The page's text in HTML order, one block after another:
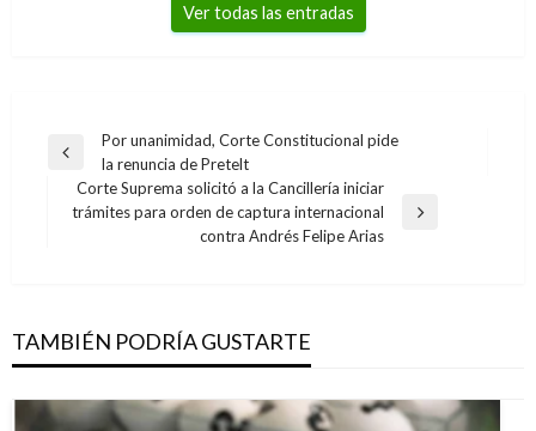
Ver todas las entradas
Navegación
entradas
Entrada
anterior
Por unanimidad, Corte Constitucional pide
la renuncia de Pretelt
Entrada
Corte Suprema solicitó a la Cancillería iniciar
trámites para orden de captura internacional
contra Andrés Felipe Arias
TAMBIÉN PODRÍA GUSTARTE